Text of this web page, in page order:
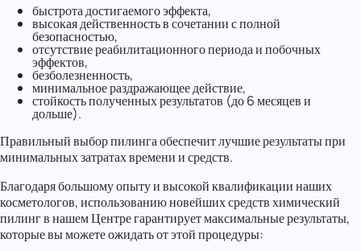
быстрота достигаемого эффекта,
высокая действенность в сочетании с полной
безопасностью,
отсутствие реабилитационного периода и побочных
эффектов,
безболезненность,
минимальное раздражающее действие,
стойкость полученных результатов (до 6 месяцев и
дольше).
Правильный выбор пилинга обеспечит лучшие результаты при
минимальных затратах времени и средств.
Благодаря большому опыту и высокой квалификации наших
косметологов, использованию новейших средств химический
пилинг в нашем Центре гарантирует максимальные результаты,
которые вы можете ожидать от этой процедуры: